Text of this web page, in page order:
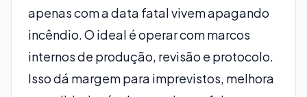
apenas com a data fatal vivem apagando
incêndio. O ideal é operar com marcos
internos de produção, revisão e protocolo.
Isso dá margem para imprevistos, melhora